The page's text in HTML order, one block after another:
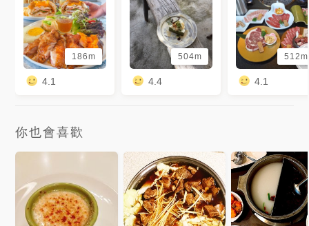
186m
4.1
504m
4.4
512m
4.1
你也會喜歡